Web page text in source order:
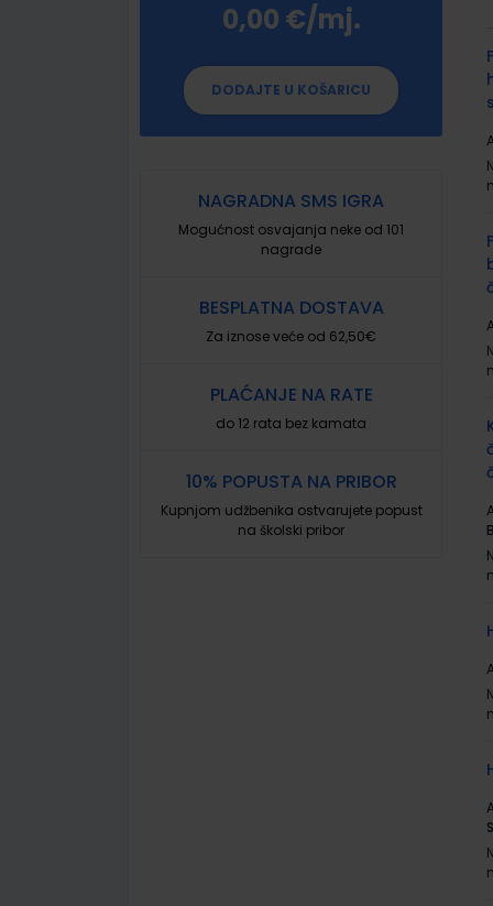
0,00 €/mj.
DODAJTE U KOŠARICU
NAGRADNA SMS IGRA
Mogućnost osvajanja neke od 101
nagrade
BESPLATNA DOSTAVA
Za iznose veće od 62,50€
PLAĆANJE NA RATE
do 12 rata bez kamata
10% POPUSTA NA PRIBOR
Kupnjom udžbenika ostvarujete popust
na školski pribor